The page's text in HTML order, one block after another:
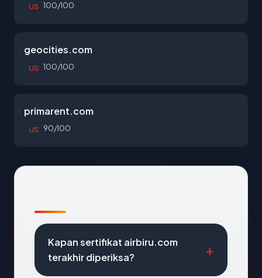
US 100/100
geocities.com
US 100/100
primarent.com
US 90/100
Kapan sertifikat airbiru.com
terakhir diperiksa?